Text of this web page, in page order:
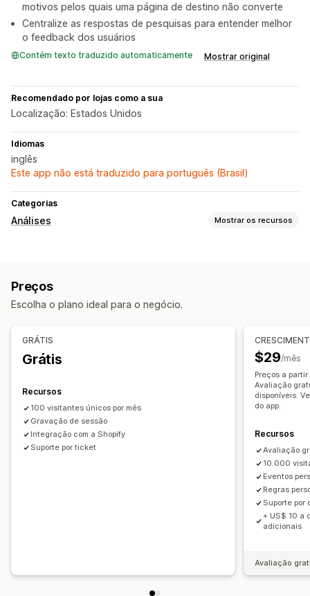
motivos pelos quais uma página de destino não converte
Centralize as respostas de pesquisas para entender melhor
o feedback dos usuários
Contém texto traduzido automaticamente Mostrar original
Recomendado por lojas como a sua
Localização: Estados Unidos
Idiomas
inglês
Este app não está traduzido para português (Brasil)
Categorias
Análises Mostrar os recursos
Acompanhamento de atividade
Filtragem de repetição Segmentação
Links corrompidos
Atribuição de marketing
ROAS
Insights de lucro
Acompanhamento de compra
Análise de funil
Acompanhamento do Monitor de tráfego de Urchin (UTM,
na sigla em inglês)
Preços
Escolha o plano ideal para o negócio.
GRÁTIS
Grátis
Recursos
100 visitantes únicos por mês
Gravação de sessão
Integração com a Shopify
Suporte por ticket
$29/mês
Preços a
Avaliação
disponíveis.
do app.
Recursos
Avaliação
10.000
Eventos
Regras
Suporte por
+ US$ 10 a
adicionais
Avaliação